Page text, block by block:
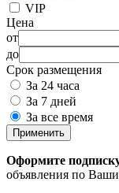
VIP
Цена
от
до
Срок размещения
За 24 часа
За 7 дней
За все время
Применить
Оформите
объявления по